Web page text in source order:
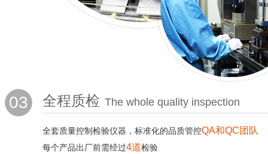
03 全程质检 The whole quality inspection
全套质量控制检验仪器，标准化的品质管控QA和QC团队
每个产品出厂前需经过4道检验